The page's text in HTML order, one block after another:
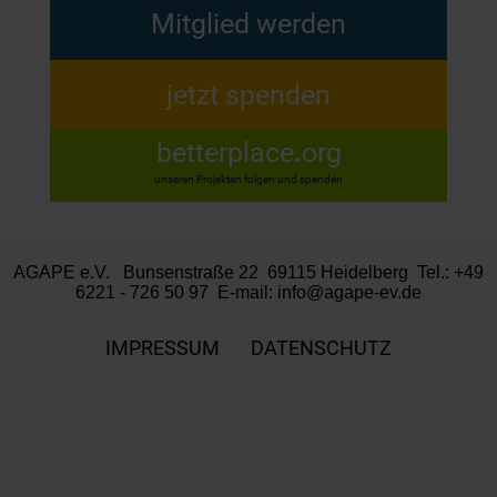
Mitglied werden
jetzt spenden
betterplace.org
unseren Projekten folgen und spenden
AGAPE e.V. Bunsenstraße 22 69115 Heidelberg Tel.: +49
6221 - 726 50 97 E-mail: info@agape-ev.de
IMPRESSUM DATENSCHUTZ